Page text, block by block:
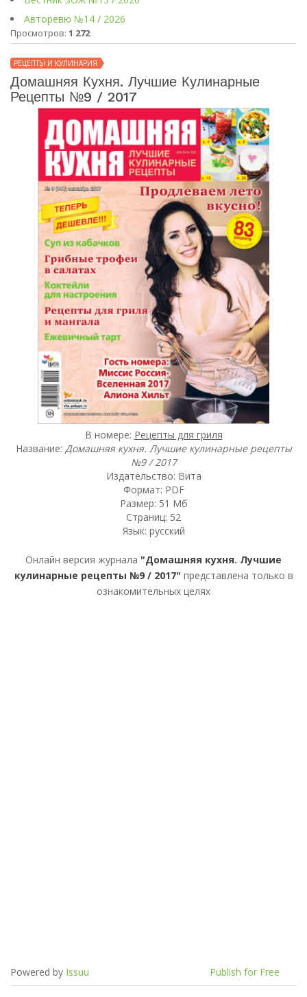
Авторевю №14 / 2026
Просмотров: 1 272
РЕЦЕПТЫ И КУЛИНАРИЯ
Домашняя Кухня. Лучшие Кулинарные
Рецепты №9 / 2017
В номере: Рецепты для гриля
Название: Домашняя кухня. Лучшие кулинарные рецепты
№9 / 2017
Издательство: Вита
Формат: PDF
Размер: 51 Мб
Страниц: 52
Язык: русский
Онлайн версия журнала "Домашняя кухня. Лучшие
кулинарные рецепты №9 / 2017" представлена только в
ознакомительных целях
Powered by Issuu Publish for Free